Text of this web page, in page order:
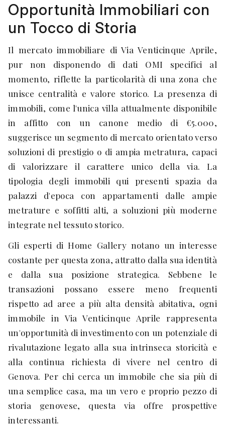
Opportunità Immobiliari con
un Tocco di Storia
Il mercato immobiliare di Via Venticinque Aprile,
pur non disponendo di dati OMI specifici al
momento, riflette la particolarità di una zona che
unisce centralità e valore storico. La presenza di
immobili, come l'unica villa attualmente disponibile
in affitto con un canone medio di €5.000,
suggerisce un segmento di mercato orientato verso
soluzioni di prestigio o di ampia metratura, capaci
di valorizzare il carattere unico della via. La
tipologia degli immobili qui presenti spazia da
palazzi d'epoca con appartamenti dalle ampie
metrature e soffitti alti, a soluzioni più moderne
integrate nel tessuto storico.
Gli esperti di Home Gallery notano un interesse
costante per questa zona, attratto dalla sua identità
e dalla sua posizione strategica. Sebbene le
transazioni possano essere meno frequenti
rispetto ad aree a più alta densità abitativa, ogni
immobile in Via Venticinque Aprile rappresenta
un'opportunità di investimento con un potenziale di
rivalutazione legato alla sua intrinseca storicità e
alla continua richiesta di vivere nel centro di
Genova. Per chi cerca un immobile che sia più di
una semplice casa, ma un vero e proprio pezzo di
storia genovese, questa via offre prospettive
interessanti.